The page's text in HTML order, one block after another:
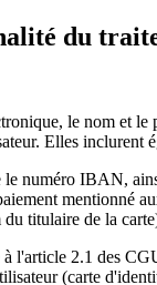
du
le nom et
Elles inclurent
numéro IBAN,
mentionné
titulaire de la
l'article 2.1 des
(carte